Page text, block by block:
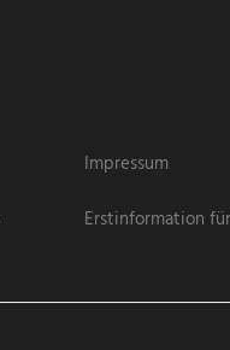
Impressum
Erstinformation